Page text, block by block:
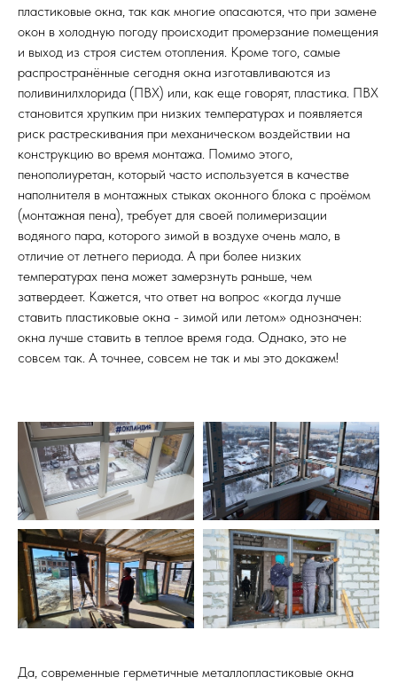
пластиковые окна, так как многие опасаются, что при замене
окон в холодную погоду происходит промерзание помещения
и выход из строя систем отопления. Кроме того, самые
распространённые сегодня окна изготавливаются из
поливинилхлорида (ПВХ) или, как еще говорят, пластика. ПВХ
становится хрупким при низких температурах и появляется
риск растрескивания при механическом воздействии на
конструкцию во время монтажа. Помимо этого,
пенополиуретан, который часто используется в качестве
наполнителя в монтажных стыках оконного блока с проёмом
(монтажная пена), требует для своей полимеризации
водяного пара, которого зимой в воздухе очень мало, в
отличие от летнего периода. А при более низких
температурах пена может замерзнуть раньше, чем
затвердеет. Кажется, что ответ на вопрос «когда лучше
ставить пластиковые окна - зимой или летом» однозначен:
окна лучше ставить в теплое время года. Однако, это не
совсем так. А точнее, совсем не так и мы это докажем!
Да, современные герметичные металлопластиковые окна